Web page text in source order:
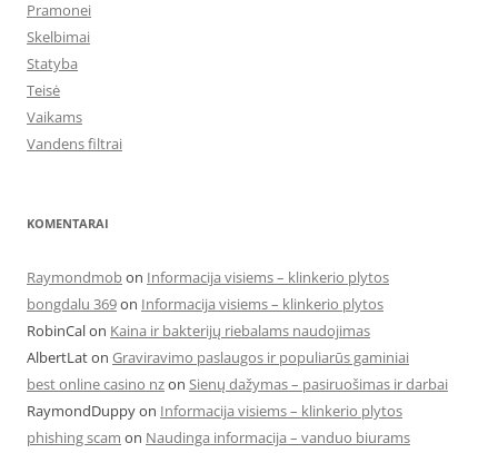
Pramonei
Skelbimai
Statyba
Teisė
Vaikams
Vandens filtrai
KOMENTARAI
Raymondmobon Informacija visiems – klinkerio plytos
bongdalu 369on Informacija visiems – klinkerio plytos
RobinCalon Kaina ir bakterijų riebalams naudojimas
AlbertLaton Graviravimo paslaugos ir populiarūs gaminiai
best online casino nzon Sienų dažymas – pasiruošimas ir darbai
RaymondDuppyon Informacija visiems – klinkerio plytos
phishing scam on Naudinga informacija – vanduo biurams